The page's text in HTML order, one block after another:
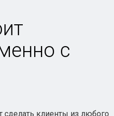
с
сделать клиенты из любого